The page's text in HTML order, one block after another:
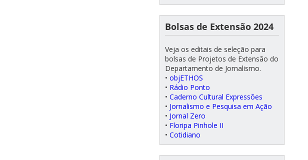
Bolsas de Extensão 2024
Veja os editais de seleção para
bolsas de Projetos de Extensão do
Departamento de Jornalismo.
• objETHOS
• Rádio Ponto
• Caderno Cultural Expressões
• Jornalismo e Pesquisa em Ação
• Jornal Zero
• Floripa Pinhole II
• Cotidiano